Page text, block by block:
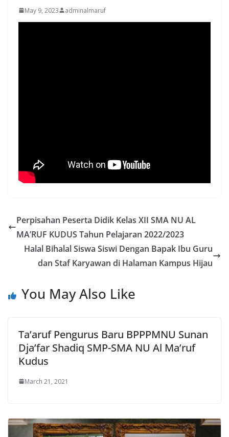
May 9, 2023 adminalmaruf
Perpisahan Peserta Didik Kelas XII SMA NU AL
MA’RUF KUDUS Tahun Pelajaran 2022/2023
Halal Bihalal Siswa Siswi Dengan Bapak Ibu Guru
dan Staf Karyawan di Halaman Kampus Hijau
You May Also Like
Ta’aruf Pengurus Baru BPPPMNU Sunan
Dja’far Shadiq SMP-SMA NU Al Ma’ruf
Kudus
March 21, 2021